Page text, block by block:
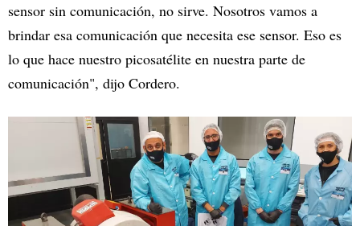
sensor sin comunicación, no sirve. Nosotros vamos a
brindar esa comunicación que necesita ese sensor. Eso es
lo que hace nuestro picosatélite en nuestra parte de
comunicación", dijo Cordero.